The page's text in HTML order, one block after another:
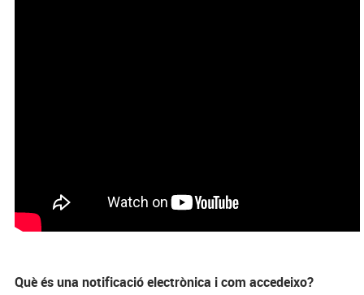
Què és una notificació electrònica i com accedeixo?